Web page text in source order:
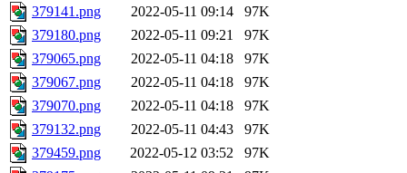
379141.png
2022-05-11 09:14
97K
379180.png
2022-05-11 09:21
97K
379065.png
2022-05-11 04:18
97K
379067.png
2022-05-11 04:18
97K
379070.png
2022-05-11 04:18
97K
379132.png
2022-05-11 04:43
97K
379459.png
2022-05-12 03:52
97K